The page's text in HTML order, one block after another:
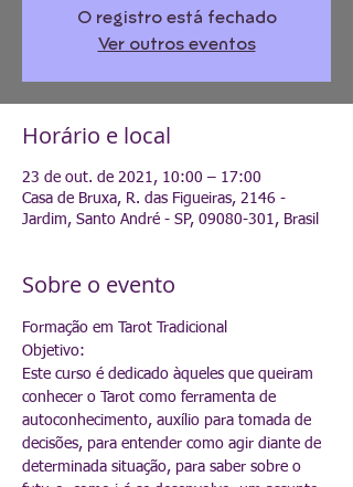
O registro está fechado
Ver outros eventos
Horário e local
23 de out. de 2021, 10:00 – 17:00
Casa de Bruxa, R. das Figueiras, 2146 -
Jardim, Santo André - SP, 09080-301, Brasil
Sobre o evento
Formação em Tarot Tradicional
Objetivo:
Este curso é dedicado àqueles que queiram
conhecer o Tarot como ferramenta de
autoconhecimento, auxílio para tomada de
decisões, para entender como agir diante de
determinada situação, para saber sobre o